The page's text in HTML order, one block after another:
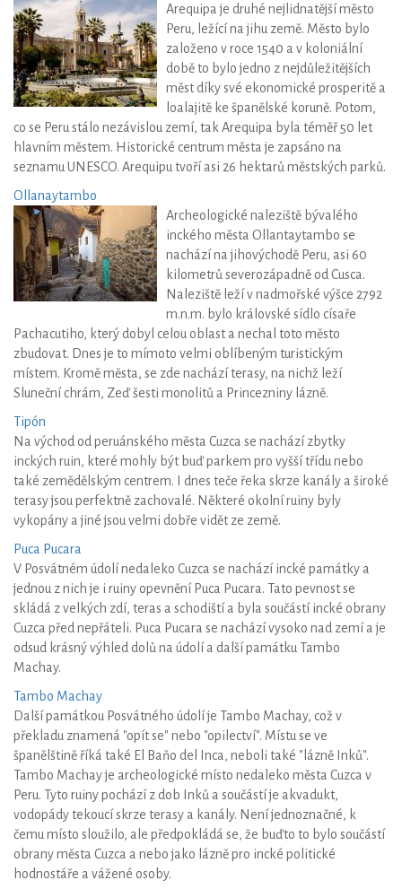
Arequipa je druhé nejlidnatější město
Peru, ležící na jihu země. Město bylo
založeno v roce 1540 a v koloniální
době to bylo jedno z nejdůležitějších
měst díky své ekonomické prosperitě a
loalajitě ke španělské koruně. Potom,
co se Peru stálo nezávislou zemí, tak Arequipa byla téměř 50 let
hlavním městem. Historické centrum města je zapsáno na
seznamu UNESCO. Arequipu tvoří asi 26 hektarů městských parků.
Ollanaytambo
Archeologické naleziště bývalého
inckého města Ollantaytambo se
nachází na jihovýchodě Peru, asi 60
kilometrů severozápadně od Cusca.
Naleziště leží v nadmořské výšce 2792
m.n.m. bylo královské sídlo císaře
Pachacutiho, který dobyl celou oblast a nechal toto město
zbudovat. Dnes je to mímoto velmi oblíbeným turistickým
místem. Kromě města, se zde nachází terasy, na nichž leží
Sluneční chrám, Zeď šesti monolitů a Princezniny lázně.
Tipón
Na východ od peruánského města Cuzca se nachází zbytky
inckých ruin, které mohly být buď parkem pro vyšší třídu nebo
také zemědělským centrem. I dnes teče řeka skrze kanály a široké
terasy jsou perfektně zachovalé. Některé okolní ruiny byly
vykopány a jiné jsou velmi dobře vidět ze země.
Puca Pucara
V Posvátném údolí nedaleko Cuzca se nachází incké památky a
jednou z nich je i ruiny opevnění Puca Pucara. Tato pevnost se
skládá z velkých zdí, teras a schodiští a byla součástí incké obrany
Cuzca před nepřáteli. Puca Pucara se nachází vysoko nad zemí a je
odsud krásný výhled dolů na údolí a další památku Tambo
Machay.
Tambo Machay
Další památkou Posvátného údolí je Tambo Machay, což v
překladu znamená "opít se" nebo "opilectví". Místu se ve
španělštině říká také El Baňo del Inca, neboli také "lázně Inků".
Tambo Machay je archeologické místo nedaleko města Cuzca v
Peru. Tyto ruiny pochází z dob Inků a součástí je akvadukt,
vodopády tekoucí skrze terasy a kanály. Není jednoznačné, k
čemu místo sloužilo, ale předpokládá se, že buďto to bylo součástí
obrany města Cuzca a nebo jako lázně pro incké politické
hodnostáře a vážené osoby.